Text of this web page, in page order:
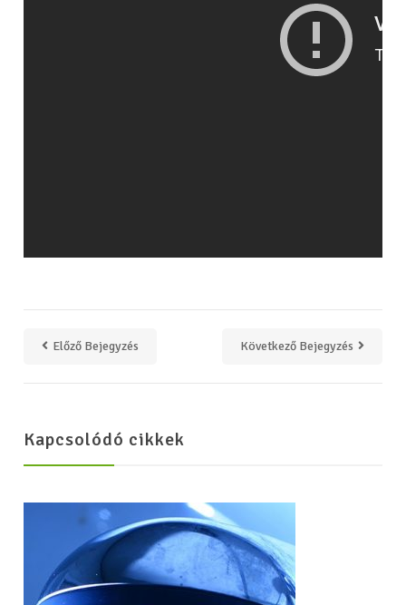
Előző Bejegyzés Következő Bejegyzés
Kapcsolódó cikkek